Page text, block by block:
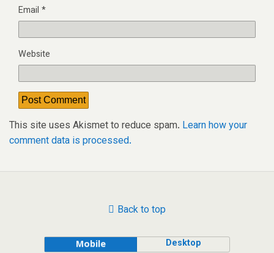
Email *
Website
This site uses Akismet to reduce spam. Learn how your
comment data is processed.
Back to top
Mobile Desktop